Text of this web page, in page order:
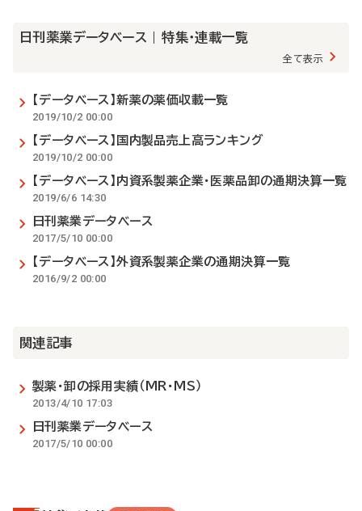
日刊薬業データベース | 特集・連載一覧
全て表示
【データベース】新薬の薬価収載一覧
2019/10/2 00:00
【データベース】国内製品売上高ランキング
2019/10/2 00:00
【データベース】内資系製薬企業・医薬品卸の通期決算一覧
2019/6/6 14:30
日刊薬業データベース
2017/5/10 00:00
【データベース】外資系製薬企業の通期決算一覧
2016/9/2 00:00
関連記事
製薬・卸の採用実績（MR・MS）
2013/4/10 17:03
日刊薬業データベース
2017/5/10 00:00